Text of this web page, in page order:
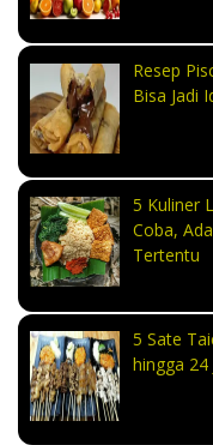
Resep
Bisa Jadi
5 Kuliner
Coba,
Tertentu
5 Sate
hingga 24